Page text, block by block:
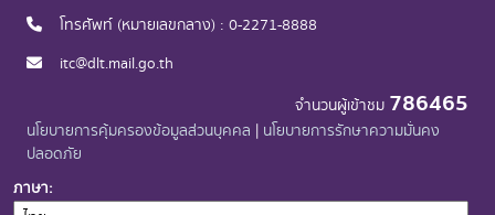
โทรศัพท์ (หมายเลขกลาง) : 0-2271-8888
itc@dlt.mail.go.th
จำนวนผู้เข้าชม 786465
นโยบายการคุ้มครองข้อมูลส่วนบุคคล | นโยบายการรักษาความมั่นคง
ปลอดภัย
ภาษา